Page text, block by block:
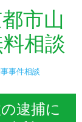
市山
相談
事件相談
逮捕に